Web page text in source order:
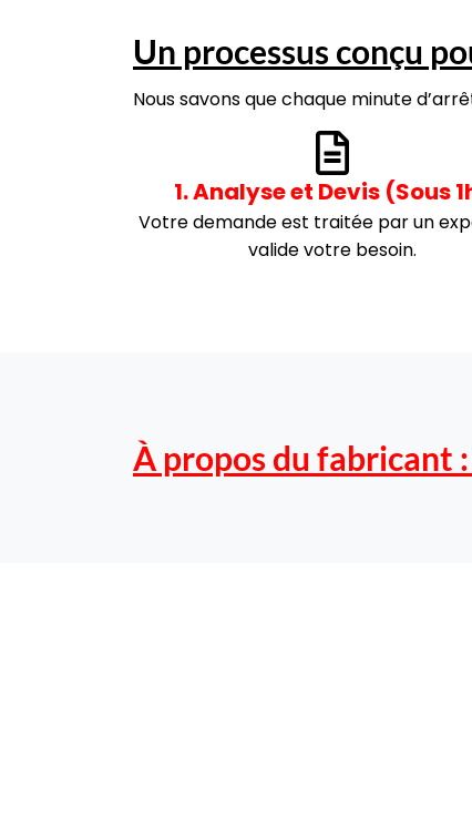
Un processus conçu
Nous savons que chaque minute
1. Analyse et Devis (Sous
Votre demande est traitée par un
valide votre besoin.
À propos du fabricant :